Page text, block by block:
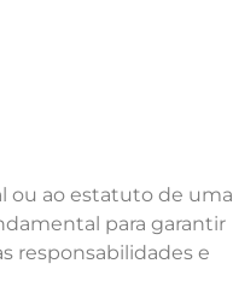
ou ao estatuto de uma
para garantir
responsabilidades e